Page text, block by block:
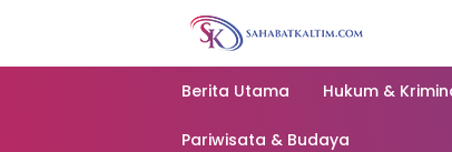
Berita Utama Hukum &
Pariwisata & Budaya